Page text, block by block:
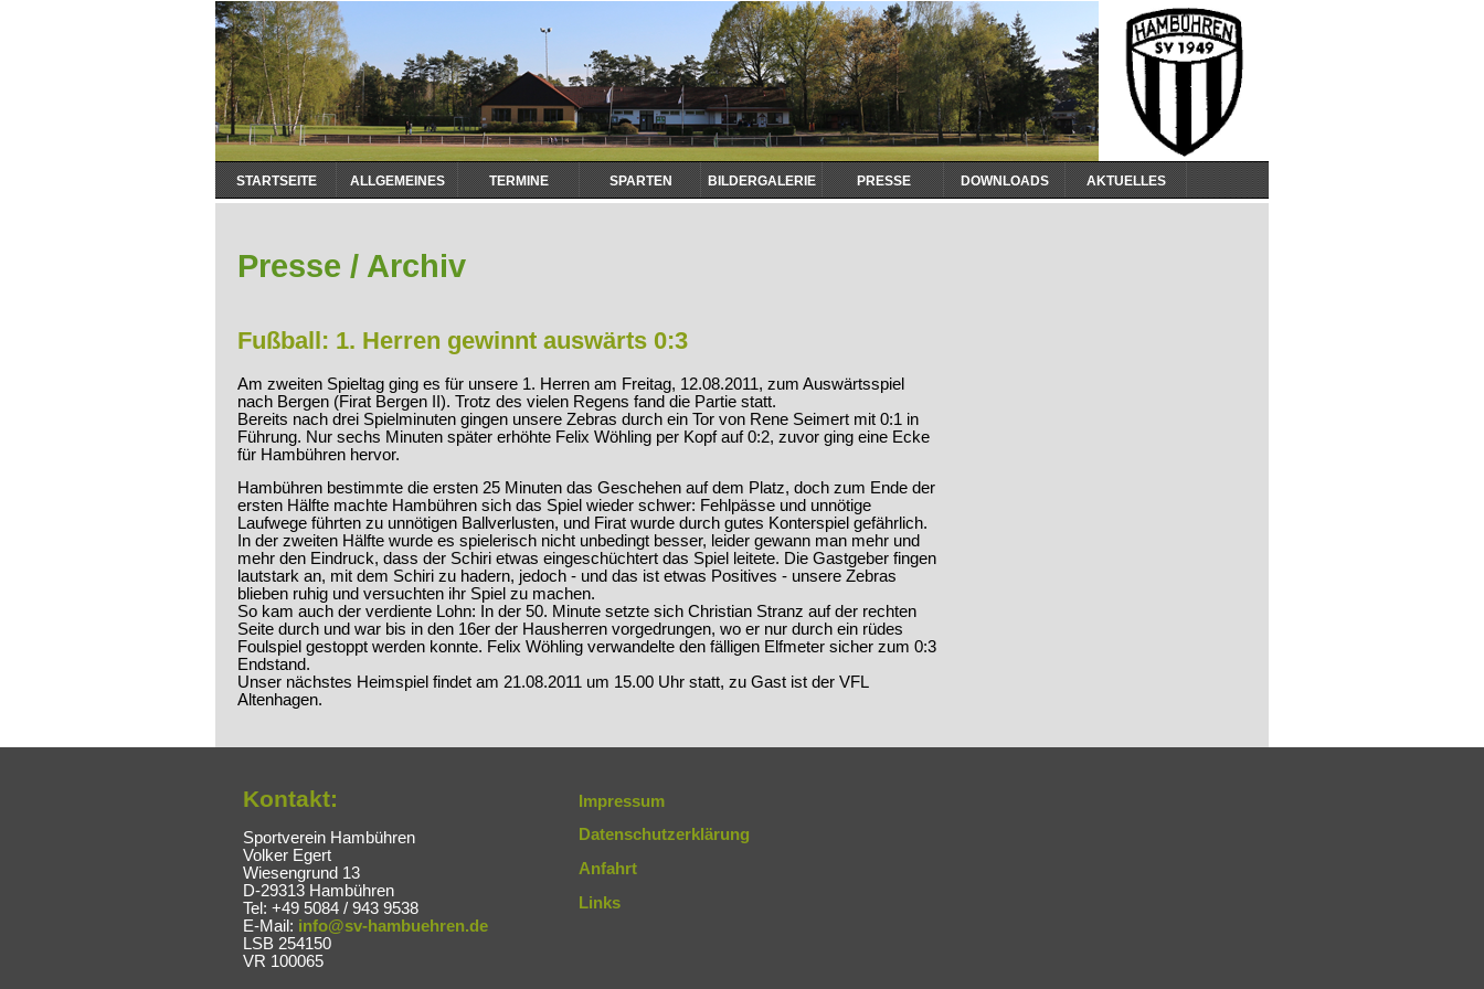
Navigation
überspringen
STARTSEITE ALLGEMEINES TERMINE SPARTEN BILDERGALERIE PRESSE DOWNLOADS AKTUELLES
Presse / Archiv
Fußball: 1. Herren gewinnt auswärts 0:3
Am zweiten Spieltag ging es für unsere 1. Herren am Freitag, 12.08.2011, zum Auswärtsspiel
nach Bergen (Firat Bergen II). Trotz des vielen Regens fand die Partie statt.
Bereits nach drei Spielminuten gingen unsere Zebras durch ein Tor von Rene Seimert mit 0:1 in
Führung. Nur sechs Minuten später erhöhte Felix Wöhling per Kopf auf 0:2, zuvor ging eine Ecke
für Hambühren hervor.
Hambühren bestimmte die ersten 25 Minuten das Geschehen auf dem Platz, doch zum Ende der
ersten Hälfte machte Hambühren sich das Spiel wieder schwer: Fehlpässe und unnötige
Laufwege führten zu unnötigen Ballverlusten, und Firat wurde durch gutes Konterspiel gefährlich.
In der zweiten Hälfte wurde es spielerisch nicht unbedingt besser, leider gewann man mehr und
mehr den Eindruck, dass der Schiri etwas eingeschüchtert das Spiel leitete. Die Gastgeber fingen
lautstark an, mit dem Schiri zu hadern, jedoch - und das ist etwas Positives - unsere Zebras
blieben ruhig und versuchten ihr Spiel zu machen.
So kam auch der verdiente Lohn: In der 50. Minute setzte sich Christian Stranz auf der rechten
Seite durch und war bis in den 16er der Hausherren vorgedrungen, wo er nur durch ein rüdes
Foulspiel gestoppt werden konnte. Felix Wöhling verwandelte den fälligen Elfmeter sicher zum 0:3
Endstand.
Unser nächstes Heimspiel findet am 21.08.2011 um 15.00 Uhr statt, zu Gast ist der VFL
Altenhagen.
Kontakt:
Sportverein Hambühren
Volker Egert
Wiesengrund 13
D-29313 Hambühren
Tel: +49 5084 / 943 9538
E-Mail: info@sv-hambuehren.de
LSB 254150
VR 100065
Impressum
Datenschutzerklärung
Anfahrt
Links